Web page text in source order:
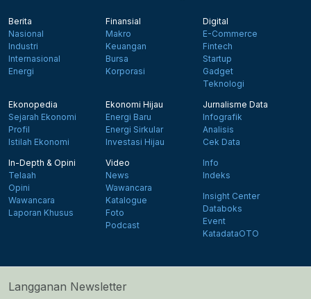
Berita
Nasional
Industri
Internasional
Energi
Finansial
Makro
Keuangan
Bursa
Korporasi
Digital
E-Commerce
Fintech
Startup
Gadget
Teknologi
Ekonopedia
Sejarah Ekonomi
Profil
Istilah Ekonomi
Ekonomi Hijau
Energi Baru
Energi Sirkular
Investasi Hijau
Jurnalisme Data
Infografik
Analisis
Cek Data
In-Depth & Opini
Telaah
Opini
Wawancara
Laporan Khusus
Video
News
Wawancara
Katalogue
Foto
Podcast
Info
Indeks
Insight Center
Databoks
Event
KatadataOTO
Langganan Newsletter